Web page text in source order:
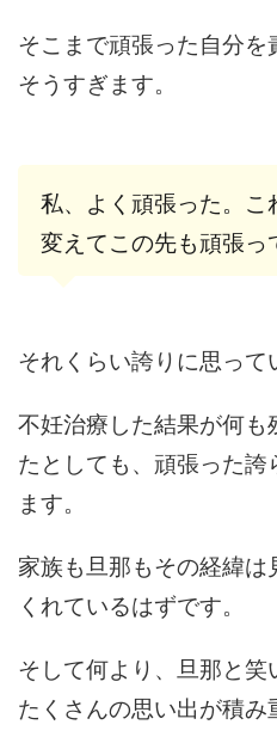
そこまで頑張った自分
そうすぎます。
私、よく頑張った。
変えてこの先も頑張っ
それくらい誇りに思って
不妊治療した結果が何
たとしても、頑張った
ます。
家族も旦那もその経緯
くれているはずです。
そして何より、旦那と
たくさんの思い出が積み